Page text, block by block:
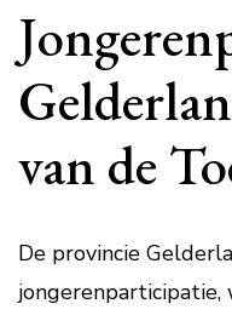
van de
De provincie
jongerenparticipatie,